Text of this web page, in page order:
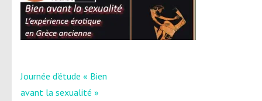
Navigation
de
Journée d’étude « Bien
avant la sexualité »